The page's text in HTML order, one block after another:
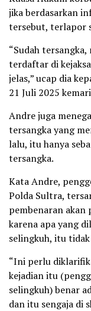
jika berdasarkan
tersebut, terlapor
“Sudah tersangka,
terdaftar di
jelas,” ucap dia
21 Juli 2025
Andre juga
tersangka yang
lalu, itu hanya
tersangka.
Kata Andre,
Polda Sultra,
pembenaran
karena apa yang
selingkuh, itu
“Ini perlu
kejadian itu
selingkuh) benar
dan itu sengaja di